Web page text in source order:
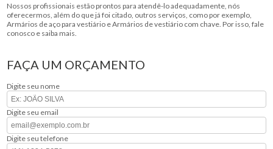
Nossos profissionais estão prontos para atendê-lo adequadamente, nós
oferecermos, além do que já foi citado, outros serviços, como por exemplo,
Armários de aço para vestiário e Armários de vestiário com chave. Por isso, fale
conosco e saiba mais.
FAÇA UM ORÇAMENTO
Digite seu nome
Digite seu email
Digite seu telefone